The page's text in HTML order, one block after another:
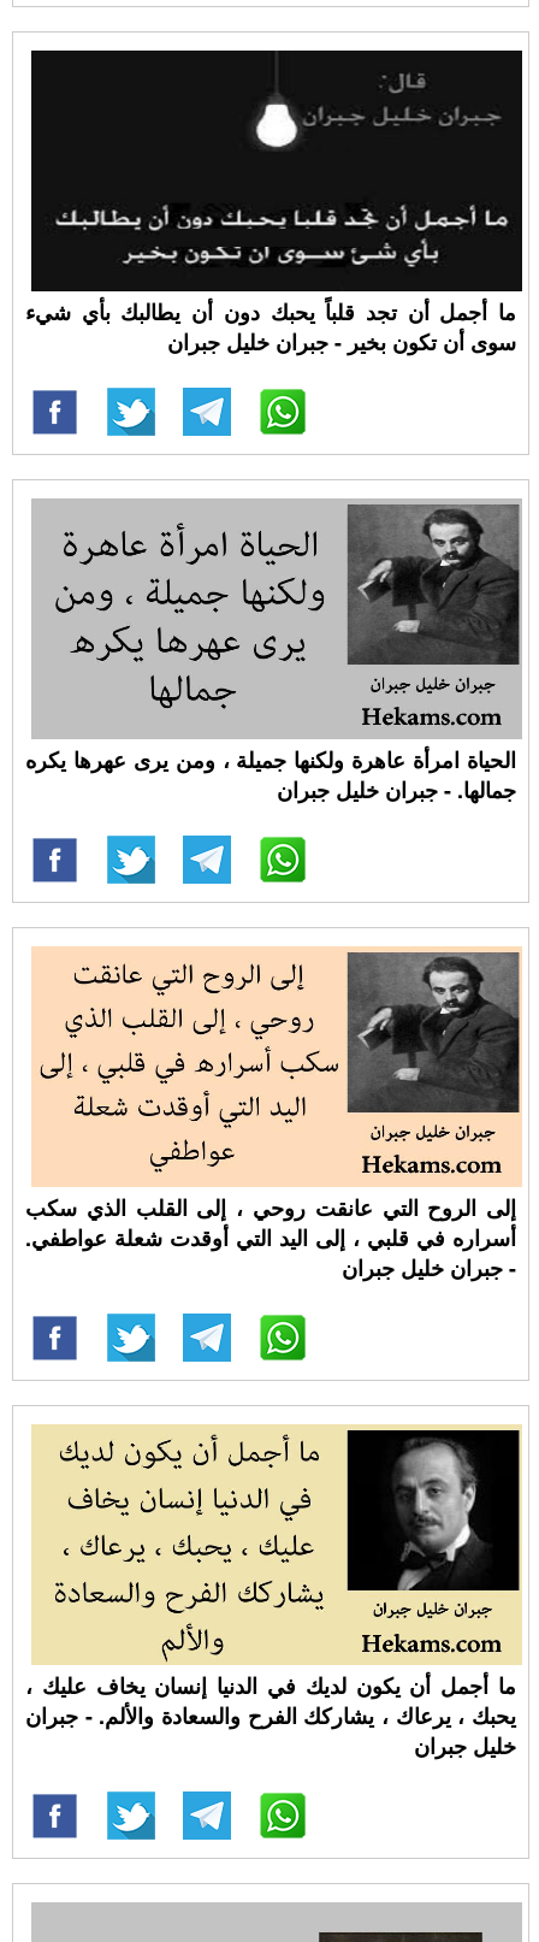
ما أجمل أن تجد قلباً يحبك دون أن يطالبك بأي شيء
سوى أن تكون بخير - جبران خليل جبران
الحياة امرأة عاهرة ولكنها جميلة ، ومن يرى عهرها يكره
جمالها. - جبران خليل جبران
إلى الروح التي عانقت روحي ، إلى القلب الذي سكب
أسراره في قلبي ، إلى اليد التي أوقدت شعلة عواطفي.
- جبران خليل جبران
ما أجمل أن يكون لديك في الدنيا إنسان يخاف عليك ،
يحبك ، يرعاك ، يشاركك الفرح والسعادة والألم. - جبران
خليل جبران